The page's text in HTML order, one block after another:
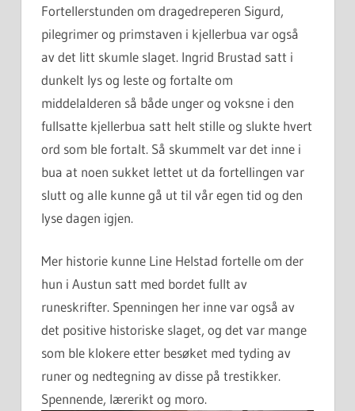
Fortellerstunden om dragedreperen Sigurd,
pilegrimer og primstaven i kjellerbua var også
av det litt skumle slaget. Ingrid Brustad satt i
dunkelt lys og leste og fortalte om
middelalderen så både unger og voksne i den
fullsatte kjellerbua satt helt stille og slukte hvert
ord som ble fortalt. Så skummelt var det inne i
bua at noen sukket lettet ut da fortellingen var
slutt og alle kunne gå ut til vår egen tid og den
lyse dagen igjen.
Mer historie kunne Line Helstad fortelle om der
hun i Austun satt med bordet fullt av
runeskrifter. Spenningen her inne var også av
det positive historiske slaget, og det var mange
som ble klokere etter besøket med tyding av
runer og nedtegning av disse på trestikker.
Spennende, lærerikt og moro.